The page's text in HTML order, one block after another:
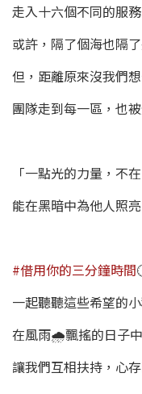
走入十六個不同的服
或許，隔了個海也隔
但，距離原來沒我們
團隊走到每一區，也
「一點光的力量，不
能在黑暗中為他人照
#借用你的三分鐘時間
一起聽聽這些希望的小
在風雨🌧飄搖的日子中
讓我們互相扶持，心